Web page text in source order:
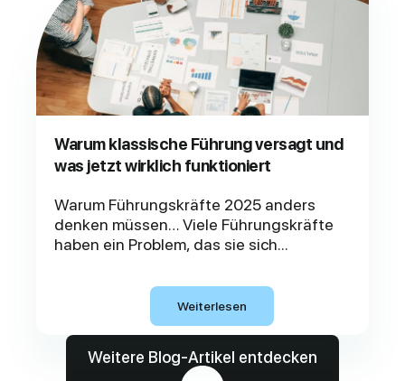
Warum klassische Führung versagt und
was jetzt wirklich funktioniert
Warum Führungskräfte 2025 anders
denken müssen… Viele Führungskräfte
haben ein Problem, das sie sich...
Weiterlesen
Weitere Blog-Artikel entdecken